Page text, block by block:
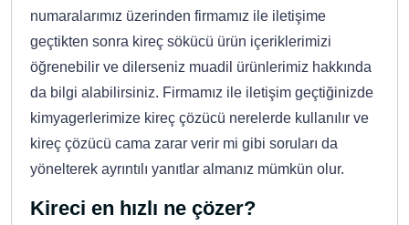
numaralarımız üzerinden firmamız ile iletişime
geçtikten sonra kireç sökücü ürün içeriklerimizi
öğrenebilir ve dilerseniz muadil ürünlerimiz hakkında
da bilgi alabilirsiniz. Firmamız ile iletişim geçtiğinizde
kimyagerlerimize kireç çözücü nerelerde kullanılır ve
kireç çözücü cama zarar verir mi gibi soruları da
yönelterek ayrıntılı yanıtlar almanız mümkün olur.
Kireci en hızlı ne çözer?